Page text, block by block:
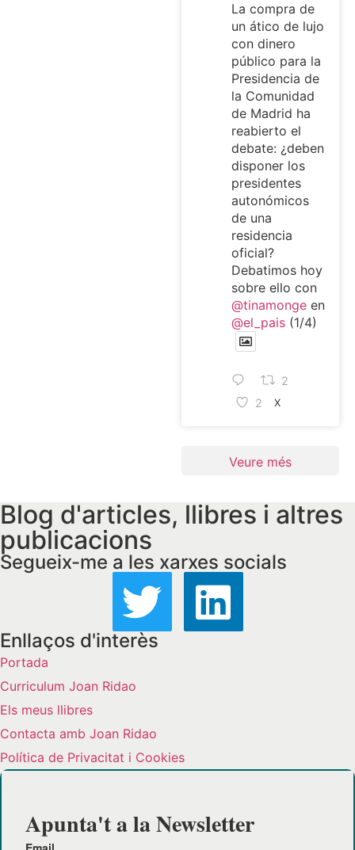
La compra de
un ático de lujo
con dinero
público para la
Presidencia de
la Comunidad
de Madrid ha
reabierto el
debate: ¿deben
disponer los
presidentes
autonómicos
de una
residencia
oficial?
Debatimos hoy
sobre ello con
@tinamongeen
@el_pais(1/4)
2
2
X
Veure més
Blog d'articles, llibres i altres
publicacions
Segueix-me a les xarxes socials
Enllaços d'interès
Portada
Curriculum Joan Ridao
Els meus llibres
Contacta amb Joan Ridao
Política de Privacitat i Cookies